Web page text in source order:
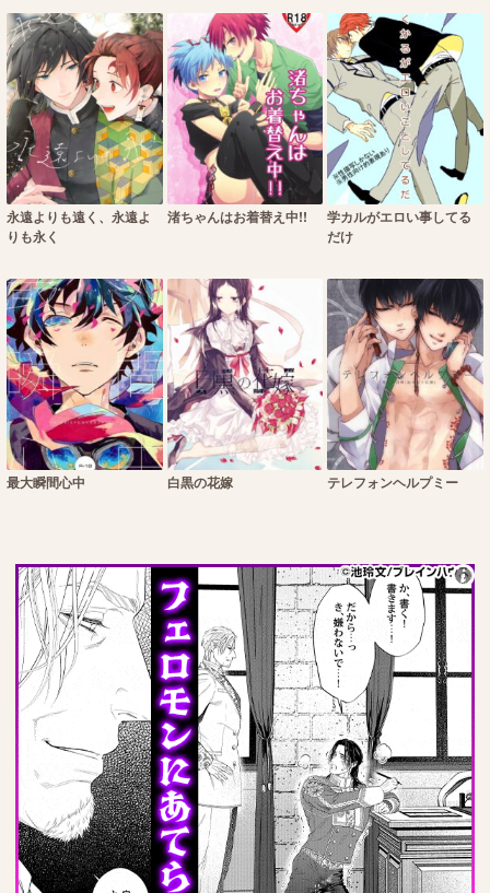
永遠よりも遠く、永遠よ
りも永く
渚ちゃんはお着替え中!!
学カルがエロい事してる
だけ
最大瞬間心中 白黒の花嫁 テレフォンヘルプミー